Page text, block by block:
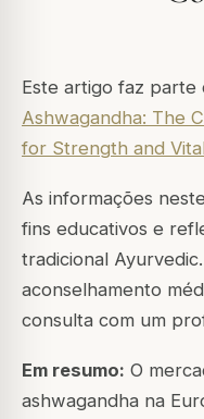
Este artigo faz parte
Ashwagandha: The
for Strength and
As informações
fins educativos e
tradicional
aconselhamento
consulta com um
Em resumo: O
ashwagandha na